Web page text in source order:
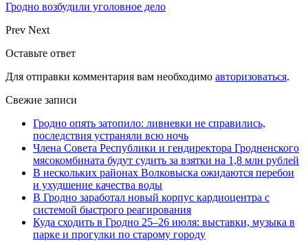
Гродно возбудили уголовное дело
Prev Next
Оставьте ответ
Для отправки комментария вам необходимо авторизоваться.
Свежие записи
Гродно опять затопило: ливневки не справились,
последствия устраняли всю ночь
Члена Совета Республики и гендиректора Гродненского
мясокомбината будут судить за взятки на 1,8 млн рублей
В нескольких районах Волковыска ожидаются перебои
и ухудшение качества воды
В Гродно заработал новый корпус кардиоцентра с
системой быстрого реагирования
Куда сходить в Гродно 25–26 июля: выставки, музыка в
парке и прогулки по старому городу